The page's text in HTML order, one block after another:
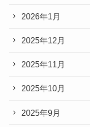
2026年1月
2025年12月
2025年11月
2025年10月
2025年9月